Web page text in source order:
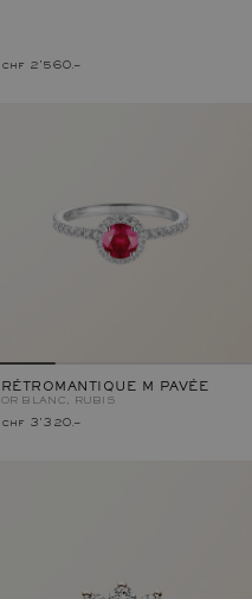
chf 2'560.–
RÉTROMANTIQUE M PAVÉE
OR BLANC, RUBIS
chf 3'320.–